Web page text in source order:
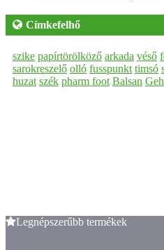
Címkefelhő
szike papírtörölköző arkada véső
sarokreszelő olló fusspunkt timsó
huzat szék pharm foot Balsan
Legnépszerűbb termékek